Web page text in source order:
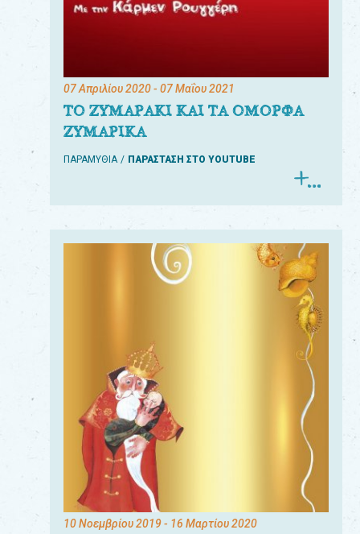
07 Απριλίου 2020- 07 Μαΐου 2021
ΤΟ ΖΥΜΑΡΑΚΙ ΚΑΙ ΤΑ ΟΜΟΡΦΑ
ΖΥΜΑΡΙΚΑ
ΠΑΡΑΜΥΘΙΑ ΠΑΡΑΣΤΑΣΗ ΣΤΟ YOUTUBE
10 Νοεμβρίου 2019- 16 Μαρτίου 2020